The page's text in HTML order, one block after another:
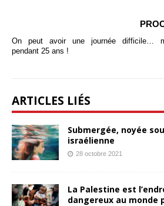
On peut avoir une journée difficile…
pendant 25 ans !
ARTICLES LIÉS
Submergée, noyée
israélienne
28 octobre 2021
La Palestine est
dangereux au monde